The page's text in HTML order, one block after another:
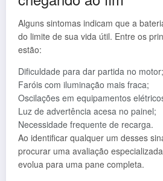
Alguns sintomas indicam que a
do limite de sua vida útil. Entre os
estão:
Dificuldade para dar partida no motor;
Faróis com iluminação mais fraca;
Oscilações em equipamentos
Luz de advertência acesa no painel;
Necessidade frequente de recarga.
Ao identificar qualquer um desses
procurar uma avaliação
evolua para uma pane completa.